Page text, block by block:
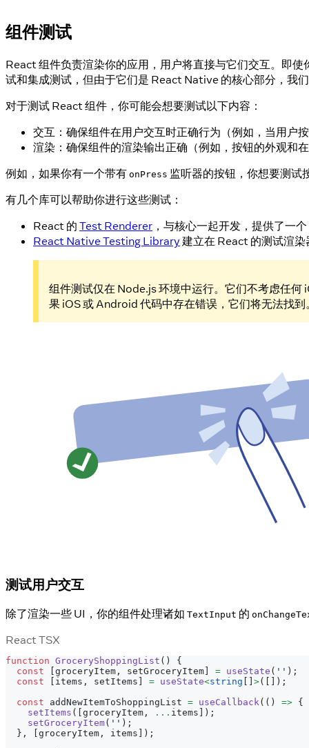
组件测试
React 组件负责渲染你的应用，用户将直接与它们交互。即
试和集成测试，但由于它们是 React Native 的核心部分，我
对于测试 React 组件，你可能会想要测试以下内容：
交互：确保组件在用户交互时正确行为（例如，当用户
渲染：确保组件的渲染输出正确（例如，按钮的外观和
例如，如果你有一个带有 onPress 监听器的按钮，你想要测试
有几个库可以帮助你进行这些测试：
React 的 Test Renderer ，与核心一起开发，提供了一
React Native Testing Library 建立在 React 的测试渲
组件测试仅在 Node.js 环境中运行。它们不考虑任
果 iOS 或 Android 代码中存在错误，它们将无法找到
测试用户交互
除了渲染一些 UI，你的组件处理诸如 TextInput 的
React TSX
function GroceryShoppingList ( )
{
const
groceryItem , setGroceryItem = useState ( '' ) ;
const
items , setItems = useState<string >( ) ;
const addNewItemToShoppingList = useCallback( ( ) => {
setItems ( groceryItem , ... items ) ;
setGroceryItem( '' ) ;
} , groceryItem , items ) ;